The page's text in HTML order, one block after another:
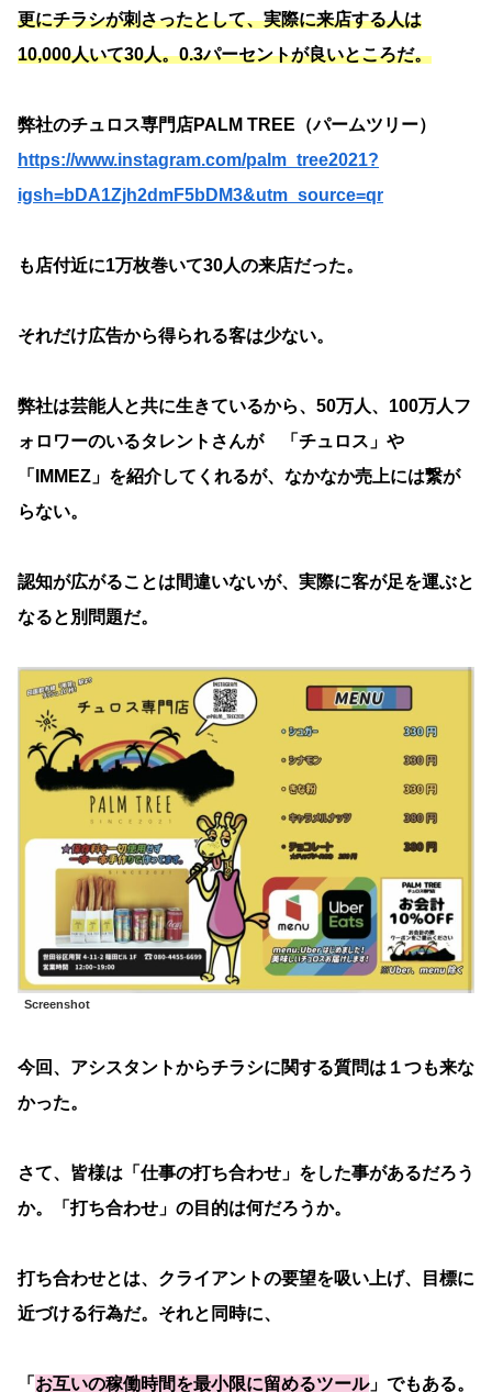
更にチラシが刺さったとして、実際に来店する人は
10,000人いて30人。0.3パーセントが良いところだ。
弊社のチュロス専門店PALM TREE（パームツリー）
https://www.instagram.com/palm_tree2021?
igsh=bDA1Zjh2dmF5bDM3&utm_source=qr
も店付近に1万枚巻いて30人の来店だった。
それだけ広告から得られる客は少ない。
弊社は芸能人と共に生きているから、50万人、100万人フ
ォロワーのいるタレントさんが 「チュロス」や
「IMMEZ」を紹介してくれるが、なかなか売上には繋が
らない。
認知が広がることは間違いないが、実際に客が足を運ぶと
なると別問題だ。
Screenshot
今回、アシスタントからチラシに関する質問は１つも来な
かった。
さて、皆様は「仕事の打ち合わせ」をした事があるだろう
か。「打ち合わせ」の目的は何だろうか。
打ち合わせとは、クライアントの要望を吸い上げ、目標に
近づける行為だ。それと同時に、
「 お互いの稼働時間を最小限に留めるツール」でもある。